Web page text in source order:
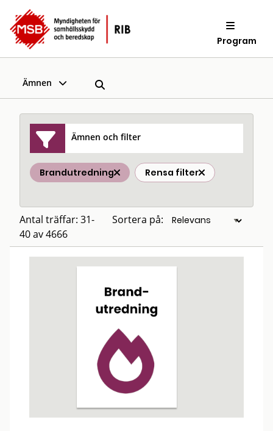
Program
Ämnen
Ämnen och filter
Brandutredning Rensa filter
Antal träffar: 31-
40 av 4666
Sortera på: